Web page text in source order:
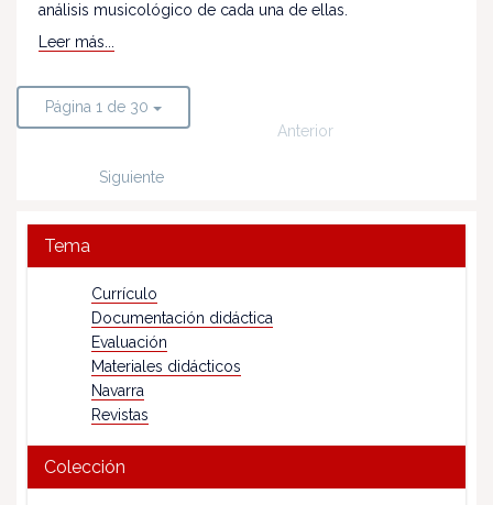
análisis musicológico de cada una de ellas.
Leer más...
Página 1 de 30
Anterior
Siguiente
Tema
Currículo
Documentación didáctica
Evaluación
Materiales didácticos
Navarra
Revistas
Colección